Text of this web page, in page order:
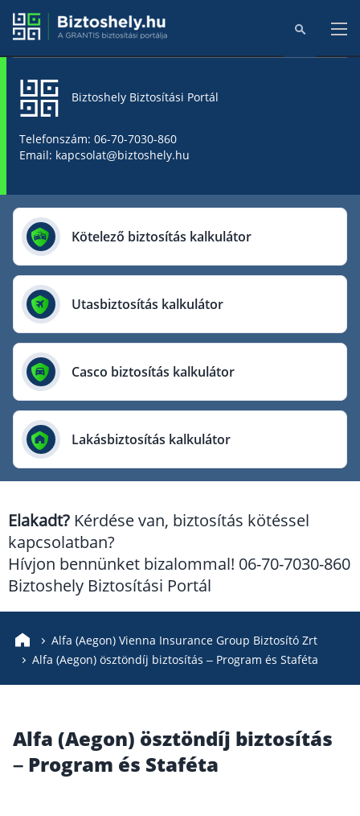
Biztosítók
AIG Biztosító
Allianz Biztosító
Cig Pannónia Biztosító
Genertel Biztosító
Groupama Biztosító
KÖBE Biztosító Egyesület
Mondial Assistance Biztosító
Posta Biztosító
Signal Biztosító
Union Biztosító
Wáberer Hungária Biztosító
Biztoshely Biztosítási Portál
Telefonszám: 06-70-7030-860
Email: kapcsolat@biztoshely.hu
Kötelező biztosítás kalkulátor
Utasbiztosítás kalkulátor
Casco biztosítás kalkulátor
Lakásbiztosítás kalkulátor
Elakadt? Kérdése van, biztosítás kötéssel
kapcsolatban?
Hívjon bennünket bizalommal! 06-70-7030-860
Biztoshely Biztosítási Portál
Alfa (Aegon) Vienna Insurance Group Biztosító Zrt
Alfa (Aegon) ösztöndíj biztosítás – Program és Staféta
Alfa (Aegon) ösztöndíj biztosítás
– Program és Staféta